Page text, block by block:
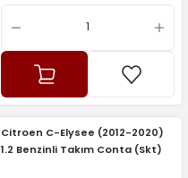
Citroen C-Elysee (2012-2020)
1.2 Benzinli Takım Conta (Skt)